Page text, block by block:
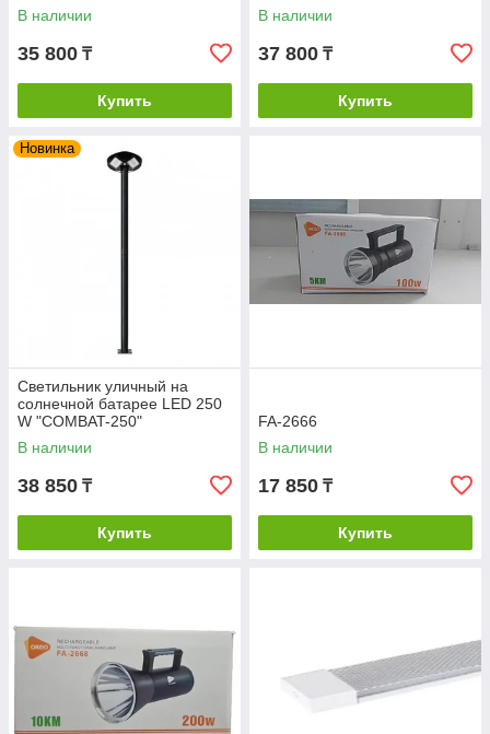
В наличии
35 800 ₸
Купить
В наличии
37 800 ₸
Купить
Новинка
Светильник уличный на
солнечной батарее LED 250
W "COMBAT-250"
В наличии
38 850 ₸
Купить
FA-2666
В наличии
17 850 ₸
Купить